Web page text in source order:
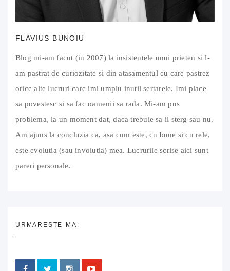
FLAVIUS BUNOIU
Blog mi-am facut (in 2007) la insistentele unui prieten si l-
am pastrat de curiozitate si din atasamentul cu care pastrez
orice alte lucruri care imi umplu inutil sertarele. Imi place
sa povestesc si sa fac oamenii sa rada. Mi-am pus
problema, la un moment dat, daca trebuie sa il sterg sau nu.
Am ajuns la concluzia ca, asa cum este, cu bune si cu rele,
este evolutia (sau involutia) mea. Lucrurile scrise aici sunt
pareri personale.
URMARESTE-MA: